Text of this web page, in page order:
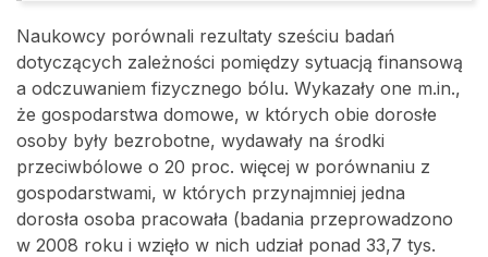
Naukowcy porównali rezultaty sześciu badań
dotyczących zależności pomiędzy sytuacją finansową
a odczuwaniem fizycznego bólu. Wykazały one m.in.,
że gospodarstwa domowe, w których obie dorosłe
osoby były bezrobotne, wydawały na środki
przeciwbólowe o 20 proc. więcej w porównaniu z
gospodarstwami, w których przynajmniej jedna
dorosła osoba pracowała (badania przeprowadzono
w 2008 roku i wzięło w nich udział ponad 33,7 tys.